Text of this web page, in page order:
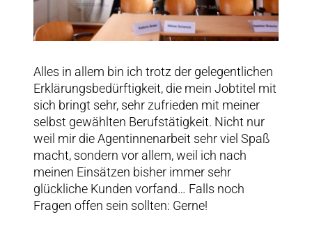
Alles in allem bin ich trotz der gelegentlichen
Erklärungsbedürftigkeit, die mein Jobtitel mit
sich bringt sehr, sehr zufrieden mit meiner
selbst gewählten Berufstätigkeit. Nicht nur
weil mir die Agentinnenarbeit sehr viel Spaß
macht, sondern vor allem, weil ich nach
meinen Einsätzen bisher immer sehr
glückliche Kunden vorfand… Falls noch
Fragen offen sein sollten: Gerne!